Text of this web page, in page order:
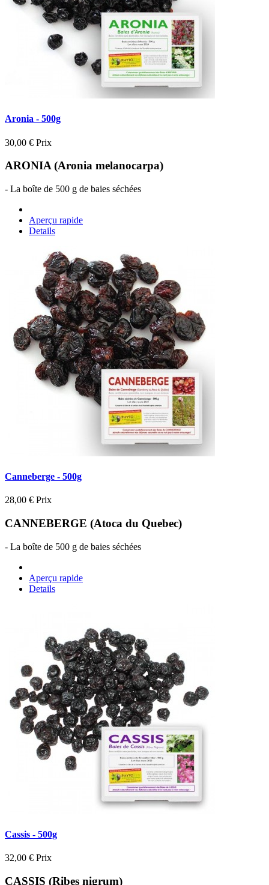
Aronia - 500g
30,00 € Prix
ARONIA (Aronia melanocarpa)
- La boîte de 500 g de baies séchées
Aperçu rapide
Details
Canneberge - 500g
28,00 € Prix
CANNEBERGE (Atoca du Quebec)
- La boîte de 500 g de baies séchées
Aperçu rapide
Details
Cassis - 500g
32,00 € Prix
CASSIS (Ribes nigrum)